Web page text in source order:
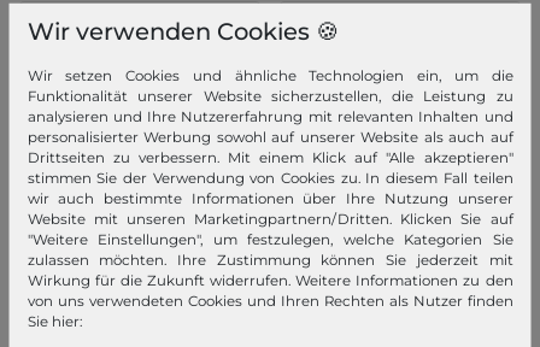
GREENBURRY
Vintage Animal Collection
Wallet Olive Wild Boar
GREENBURRY
Vintage Dollar Clip RFID
Wir verwenden Cookies 🍪
Wir setzen Cookies und ähnliche Technologien ein, um die
Funktionalität unserer Website sicherzustellen, die Leistung zu
analysieren und Ihre Nutzererfahrung mit relevanten Inhalten und
personalisierter Werbung sowohl auf unserer Website als auch auf
Drittseiten zu verbessern. Mit einem Klick auf "Alle akzeptieren"
stimmen Sie der Verwendung von Cookies zu. In diesem Fall teilen
wir auch bestimmte Informationen über Ihre Nutzung unserer
Website mit unseren Marketingpartnern/Dritten. Klicken Sie auf
"Weitere Einstellungen", um festzulegen, welche Kategorien Sie
zulassen möchten. Ihre Zustimmung können Sie jederzeit mit
Wirkung für die Zukunft widerrufen. Weitere Informationen zu den
von uns verwendeten Cookies und Ihren Rechten als Nutzer finden
Sie hier: